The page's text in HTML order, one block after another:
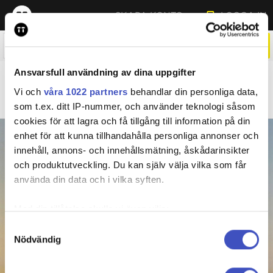
Ansvarsfull användning av dina uppgifter
Vi och våra 1022 partners behandlar din personliga data,
som t.ex. ditt IP-nummer, och använder teknologi såsom
cookies för att lagra och få tillgång till information på din
enhet för att kunna tillhandahålla personliga annonser och
innehåll, annons- och innehållsmätning, åskådarinsikter
och produktutveckling. Du kan själv välja vilka som får
använda din data och i vilka syften.
Med din tillåtelse skulle vi även vilja:
som kan ha en noggrannhet på upp till flera meter
Nödvändig
SKAPA KONTO LOGGA IN
ALLT Bild - Stockfoto Video Grafik
Feature Sidor Planering
NYHETER
När du snabbt behöver veta vad som händer – direkt
från källan.
LOGGA IN
Mer om våra nyhetstjänster på